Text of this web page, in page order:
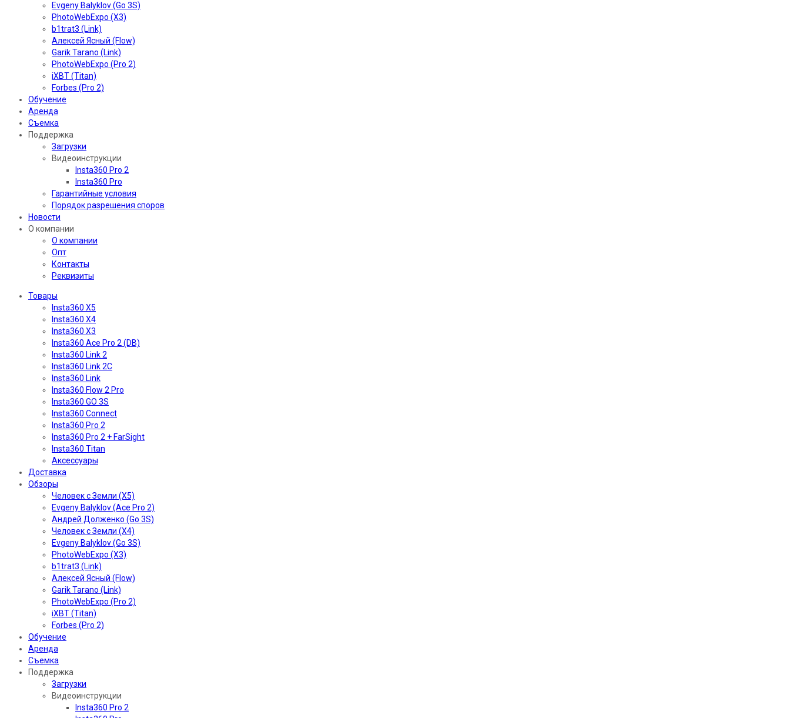
Evgeny Balyklov (Go 3S)
PhotoWebExpo (X3)
b1trat3 (Link)
Алексей Ясный (Flow)
Garik Tarano (Link)
PhotoWebExpo (Pro 2)
iXBT (Titan)
Forbes (Pro 2)
Обучение
Аренда
Съемка
Поддержка
Загрузки
Видеоинструкции
Insta360 Pro 2
Insta360 Pro
Гарантийные условия
Порядок разрешения споров
Новости
О компании
О компании
Опт
Контакты
Реквизиты
Товары
Insta360 X5
Insta360 X4
Insta360 X3
Insta360 Ace Pro 2 (DB)
Insta360 Link 2
Insta360 Link 2C
Insta360 Link
Insta360 Flow 2 Pro
Insta360 GO 3S
Insta360 Connect
Insta360 Pro 2
Insta360 Pro 2 + FarSight
Insta360 Titan
Аксессуары
Доставка
Обзоры
Человек с Земли (X5)
Evgeny Balyklov (Ace Pro 2)
Андрей Долженко (Go 3S)
Человек с Земли (X4)
Evgeny Balyklov (Go 3S)
PhotoWebExpo (X3)
b1trat3 (Link)
Алексей Ясный (Flow)
Garik Tarano (Link)
PhotoWebExpo (Pro 2)
iXBT (Titan)
Forbes (Pro 2)
Обучение
Аренда
Съемка
Поддержка
Загрузки
Видеоинструкции
Insta360 Pro 2